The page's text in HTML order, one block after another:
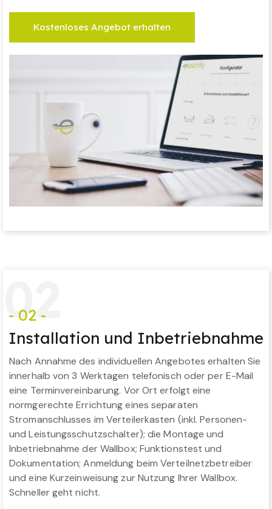
Kostenloses Angebot erhalten
02
- 02 -
Installation und Inbetriebnahme
Nach Annahme des individuellen Angebotes erhalten Sie
innerhalb von 3 Werktagen telefonisch oder per E-Mail
eine Terminvereinbarung. Vor Ort erfolgt eine
normgerechte Errichtung eines separaten
Stromanschlusses im Verteilerkasten (inkl. Personen-
und Leistungsschutzschalter); die Montage und
Inbetriebnahme der Wallbox; Funktionstest und
Dokumentation; Anmeldung beim Verteilnetzbetreiber
und eine Kurzeinweisung zur Nutzung Ihrer Wallbox.
Schneller geht nicht.